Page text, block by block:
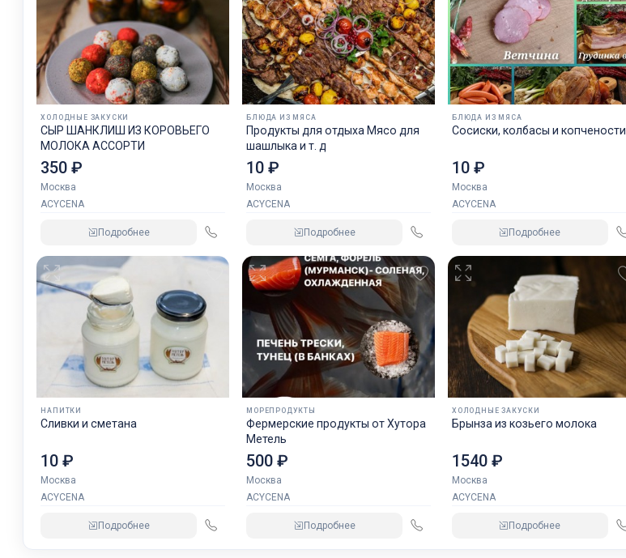
ХОЛОДНЫЕ ЗАКУСКИ
СЫР ШАНКЛИШ ИЗ КОРОВЬЕГО
МОЛОКА АССОРТИ
350 ₽
Москва
ACYCENA
Подробнее
БЛЮДА ИЗ МЯСА
Продукты для отдыха Мясо для
шашлыка и т. д
10 ₽
Москва
ACYCENA
Подробнее
БЛЮДА ИЗ МЯСА
Сосиски, колбасы и копчености
10 ₽
Москва
ACYCENA
Подробнее
НАПИТКИ
Сливки и сметана
10 ₽
Москва
ACYCENA
Подробнее
МОРЕПРОДУКТЫ
Фермерские продукты от Хутора
Метель
500 ₽
Москва
ACYCENA
Подробнее
ХОЛОДНЫЕ ЗАКУСКИ
Брынза из козьего молока
1540 ₽
Москва
ACYCENA
Подробнее